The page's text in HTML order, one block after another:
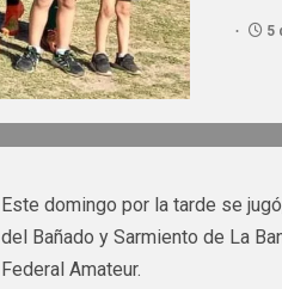
5
Este domingo por la tarde se
del Bañado y Sarmiento de La
Federal Amateur.